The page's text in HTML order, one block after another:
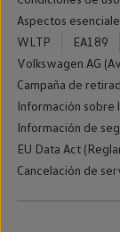
Todo
Aspectos
WLTP
EA189
Volkswagen AG
Campaña de
Información sobre
Información de
EU Data Act
Cancelación de